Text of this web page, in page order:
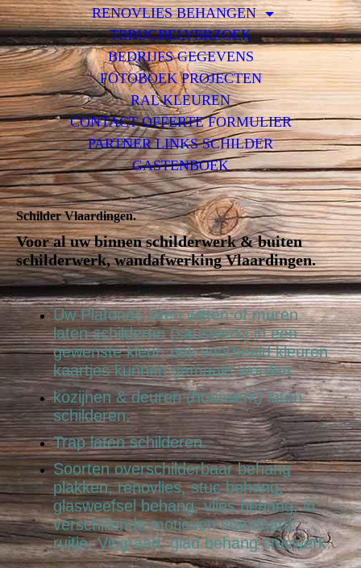
RENOVLIES BEHANGEN
TERUGBELVERZOEK
BEDRIJFS GEGEVENS
FOTOBOEK PROJECTEN
RAL KLEUREN
CONTACT OFFERTE FORMULIER
PARTNER LINKS SCHILDER
GASTENBOEK
Schilder Vlaardingen.
Voor al uw binnen schilderwerk & buiten
schilderwerk, wandafwerking Vlaardingen.
Uw Plafonds laten witten of muren
laten schilderen (sauswerk) in een
gewenste kleur, ook voorbeeld kleuren
kaartjes kunnen gemaakt worden.
kozijnen & deuren (houtwerk) laten
schilderen.
Trap laten schilderen.
Soorten overschilderbaar behang
plakken, renovlies, stuc behang,
glasweefsel behang, vlies behang, in
verschillende motieven standaard
ruitje, Visgraad, glad behang stucwerk.